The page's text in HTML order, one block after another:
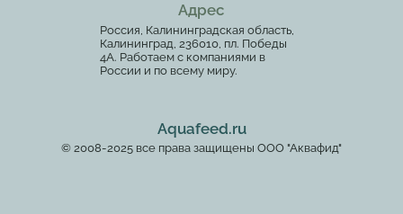
Адрес
Россия, Калининградская область,
Калининград, 236010, пл. Победы
4А. Работаем с компаниями в
России и по всему миру.
Aquafeed.ru
© 2008-2025 все права защищены ООО "Аквафид"